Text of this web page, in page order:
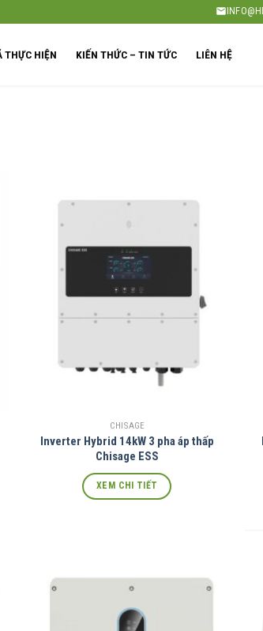
THỰC HIỆN KIẾN THỨC – TIN TỨC LIÊN HỆ
CHISAGE
Inverter Hybrid 14kW 3 pha áp thấp
Chisage ESS
XEM CHI TIẾT